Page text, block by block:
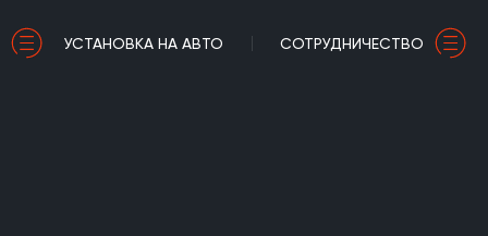
УСТАНОВКА НА АВТО СОТРУДНИЧЕСТВО